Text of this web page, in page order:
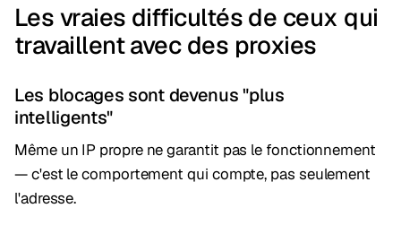
Les vraies difficultés de ceux qui
travaillent avec des proxies
Les blocages sont devenus "plus
intelligents"
Même un IP propre ne garantit pas le fonctionnement
— c'est le comportement qui compte, pas seulement
l'adresse.